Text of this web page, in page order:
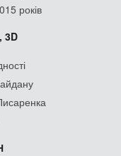
років
3D